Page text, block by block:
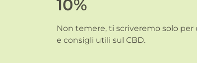
10%
Non temere, ti scriveremo solo
e consigli utili sul CBD.